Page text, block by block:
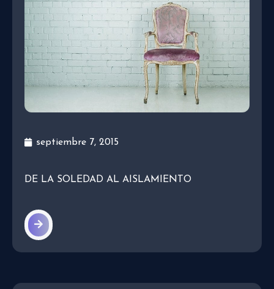
septiembre 7, 2015
DE LA SOLEDAD AL AISLAMIENTO